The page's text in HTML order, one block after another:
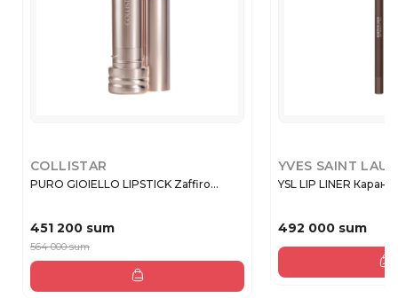
COLLISTAR
PURO GIOIELLO LIPSTICK Zaffiro...
451 200 sum
564 000 sum
YVES SAINT
YSL LIP LINER
492 000 sum